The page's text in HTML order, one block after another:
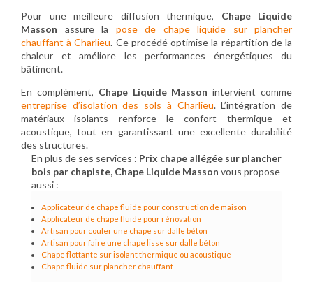
Pour une meilleure diffusion thermique, Chape Liquide
Masson assure la pose de chape liquide sur plancher
chauffant à Charlieu. Ce procédé optimise la répartition de la
chaleur et améliore les performances énergétiques du
bâtiment.
En complément, Chape Liquide Masson intervient comme
entreprise d’isolation des sols à Charlieu. L’intégration de
matériaux isolants renforce le confort thermique et
acoustique, tout en garantissant une excellente durabilité
des structures.
En plus de ses services : Prix chape allégée sur plancher
bois par chapiste, Chape Liquide Masson vous propose
aussi :
Applicateur de chape fluide pour construction de maison
Applicateur de chape fluide pour rénovation
Artisan pour couler une chape sur dalle béton
Artisan pour faire une chape lisse sur dalle béton
Chape flottante sur isolant thermique ou acoustique
Chape fluide sur plancher chauffant